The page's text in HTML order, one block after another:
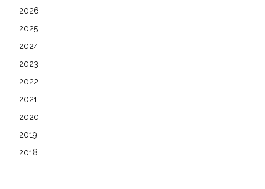
2026
2025
2024
2023
2022
2021
2020
2019
2018